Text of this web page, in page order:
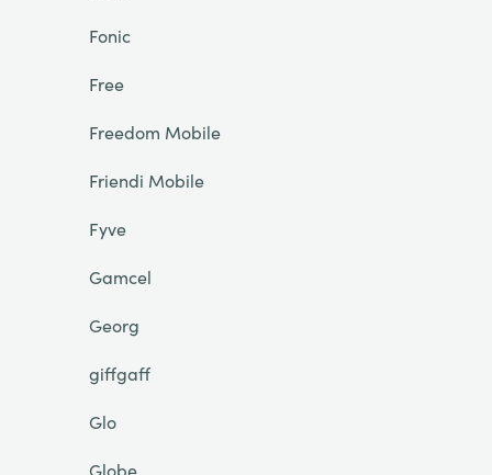
Fonic
Free
Freedom Mobile
Friendi Mobile
Fyve
Gamcel
Georg
giffgaff
Glo
Globe